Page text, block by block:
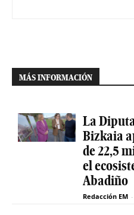
MÁS INFORMACIÓN
La
Bizkaia
de 22,5
el
Abadiño
Redacción EM -